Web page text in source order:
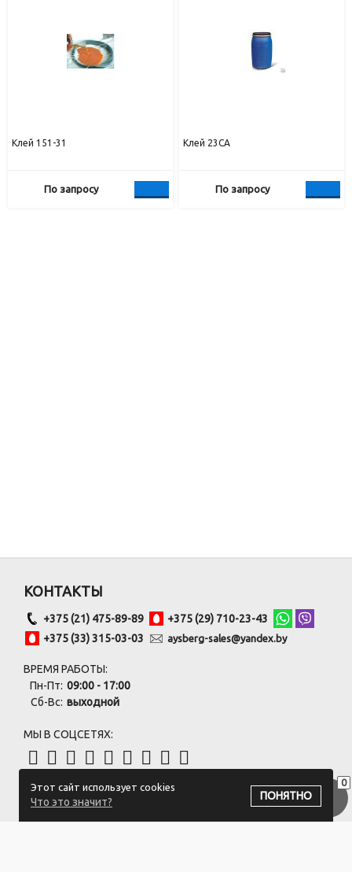
Клей 151-31
По запросу
Клей 23СА
По запросу
0
Этот сайт использует cookies
Что это значит?
ПОНЯТНО
КОНТАКТЫ
+375 (21) 475-89-89
+375 (29) 710-23-43
+375 (33) 315-03-03
aysberg-sales@yandex.by
ВРЕМЯ РАБОТЫ:
Пн-Пт: 09:00 - 17:00
Сб-Вс: выходной
МЫ В СОЦСЕТЯХ:
ПОДПИСАТЬСЯ НА РАССЫЛКУ